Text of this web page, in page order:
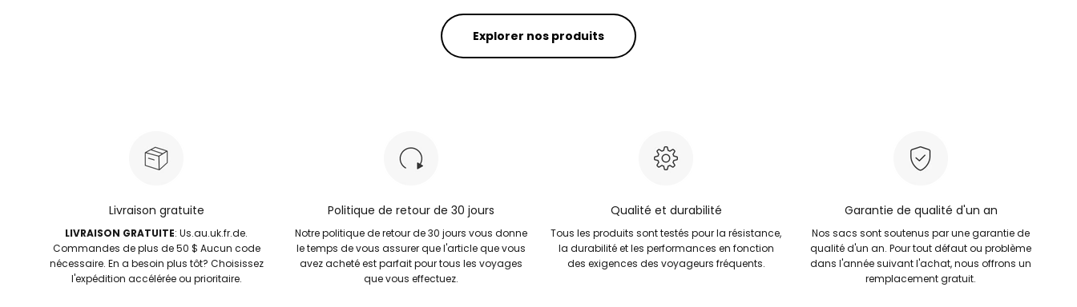
Explorer nos produits
Livraison gratuite
LIVRAISON GRATUITE: Us.au.uk.fr.de.
Commandes de plus de 50 $ Aucun code
nécessaire. En a besoin plus tôt? Choisissez
l'expédition accélérée ou prioritaire.
Politique de retour de 30 jours
Notre politique de retour de 30 jours vous donne
le temps de vous assurer que l'article que vous
avez acheté est parfait pour tous les voyages
que vous effectuez.
Qualité et durabilité
Tous les produits sont testés pour la résistance,
la durabilité et les performances en fonction
des exigences des voyageurs fréquents.
Garantie de qualité d'un an
Nos sacs sont soutenus par une garantie de
qualité d'un an. Pour tout défaut ou problème
dans l'année suivant l'achat, nous offrons un
remplacement gratuit.